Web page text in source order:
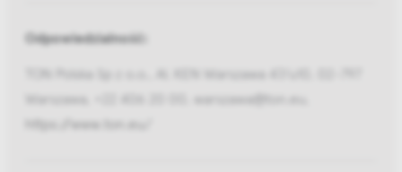
Odpowiedzialność:
TON Polska Sp z o.o., Al. KEN Warszawa 47/u10, 02-797
Warszawa, +22 406 20 00, warszawa@ton.eu,
https://www.ton.eu/